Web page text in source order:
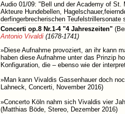
Audio 01/09: "Bell und der Academy of St.
Akteure Hundebellen,
derfingerbrecherischen Teufelstrillersonate
Concerti op.8 Nr.1-4 "4 Jahreszeiten"
Antonio Vivaldi (1678-1741)
»Diese Aufnahme provoziert, an ihr kann
haben diese Aufnahme unter das Prinzip
Konfiguration, die – ebenso wie der
»Man kann Vivaldis Gassenhauer doch
Lahneck, Concerti, November 2016)
»Concerto Köln nahm sich Vivaldis vier
(Matthias Böde, Stereo, Dezember 2016)